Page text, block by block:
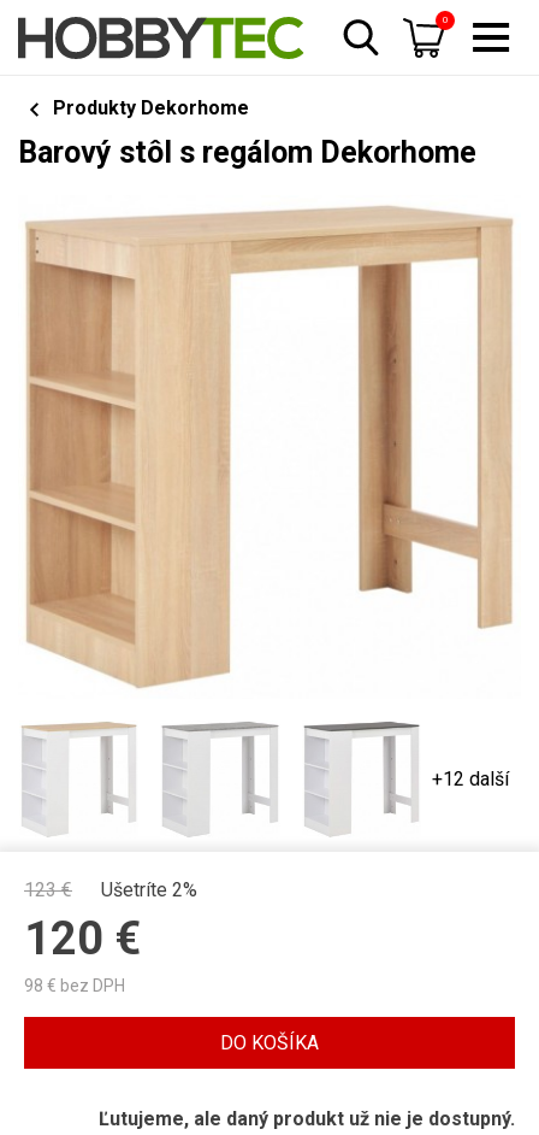
0
Produkty Dekorhome
Barový stôl s regálom Dekorhome
+12 další
123€ Ušetríte 2%
120 €
98 € bez DPH
DO KOŠÍKA
Ľutujeme, ale daný produkt už nie je dostupný.